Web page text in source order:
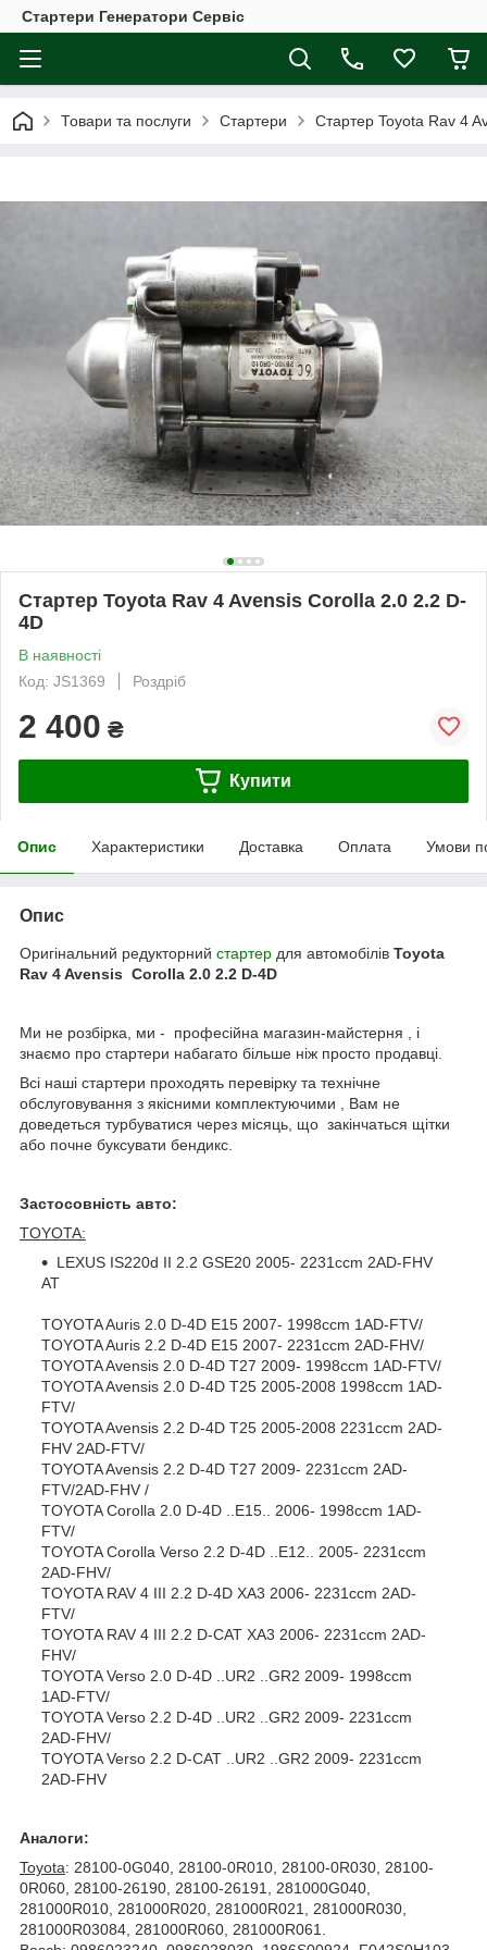
Стартери Генератори Сервіс
Товари та послуги Стартери Стартер Toyota Rav 4
Стартер Toyota Rav 4 Avensis Corolla 2.0 2.2 D-
4D
В наявності
Код: JS1369
Роздріб
2 400 ₴
Купити
Опис Характеристики Доставка Оплата Умови
Опис
Оригінальний редукторний стартер для автомобілів Toyota
Rav 4 Avensis Corolla 2.0 2.2 D-4D
Ми не розбірка, ми - професійна магазин-майстерня , і
знаємо про стартери набагато більше ніж просто продавці.
Всі наші стартери проходять перевірку та технічне
обслуговування з якісними комплектуючими , Вам не
доведеться турбуватися через місяць, що закінчаться щітки
або почне буксувати бендикс.
Застосовність авто:
TOYOTA:
LEXUS IS220d II 2.2 GSE20 2005- 2231ccm 2AD-FHV
AT
TOYOTA Auris 2.0 D-4D E15 2007- 1998ccm 1AD-FTV/
TOYOTA Auris 2.2 D-4D E15 2007- 2231ccm 2AD-FHV/
TOYOTA Avensis 2.0 D-4D T27 2009- 1998ccm 1AD-FTV/
TOYOTA Avensis 2.0 D-4D T25 2005-2008 1998ccm 1AD-
FTV/
TOYOTA Avensis 2.2 D-4D T25 2005-2008 2231ccm 2AD-
FHV 2AD-FTV/
TOYOTA Avensis 2.2 D-4D T27 2009- 2231ccm 2AD-
FTV/2AD-FHV /
TOYOTA Corolla 2.0 D-4D ..E15.. 2006- 1998ccm 1AD-
FTV/
TOYOTA Corolla Verso 2.2 D-4D ..E12.. 2005- 2231ccm
2AD-FHV/
TOYOTA RAV 4 III 2.2 D-4D XA3 2006- 2231ccm 2AD-
FTV/
TOYOTA RAV 4 III 2.2 D-CAT XA3 2006- 2231ccm 2AD-
FHV/
TOYOTA Verso 2.0 D-4D ..UR2 ..GR2 2009- 1998ccm
1AD-FTV/
TOYOTA Verso 2.2 D-4D ..UR2 ..GR2 2009- 2231ccm
2AD-FHV/
TOYOTA Verso 2.2 D-CAT ..UR2 ..GR2 2009- 2231ccm
2AD-FHV
Аналоги:
Toyota: 28100-0G040, 28100-0R010, 28100-0R030, 28100-
0R060, 28100-26190, 28100-26191, 281000G040,
281000R010, 281000R020, 281000R021, 281000R030,
281000R03084, 281000R060, 281000R061.